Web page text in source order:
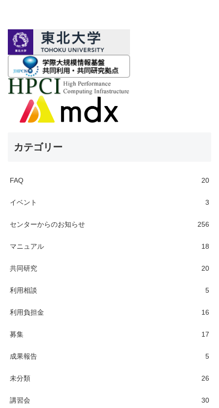
カテゴリー
FAQ 20
イベント 3
センターからのお知らせ 256
マニュアル 18
共同研究 20
利用相談 5
利用負担金 16
募集 17
成果報告 5
未分類 26
講習会 30